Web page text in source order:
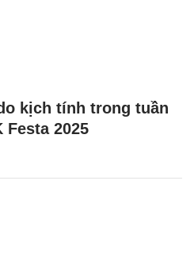
kịch tính trong tuần
Festa 2025